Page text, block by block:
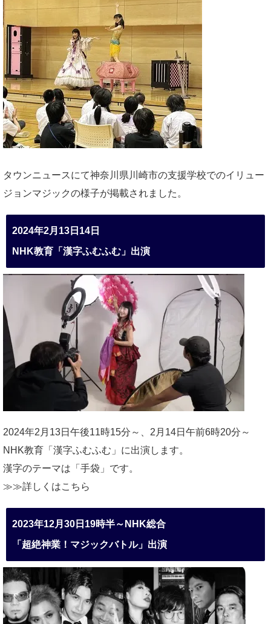
タウンニュースにて神奈川県川崎市の支援学校でのイリュー
ジョンマジックの様子が掲載されました。
2024年2月13日14日
NHK教育「漢字ふむふむ」出演
2024年2月13日午後11時15分～、2月14日午前6時20分～
NHK教育「漢字ふむふむ」に出演します。
漢字のテーマは「手袋」です。
≫≫詳しくはこちら
2023年12月30日19時半～NHK総合
「超絶神業！マジックバトル」出演